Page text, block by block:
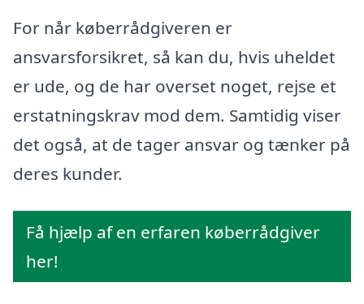
For når køberrådgiveren er
ansvarsforsikret, så kan du, hvis uheldet
er ude, og de har overset noget, rejse et
erstatningskrav mod dem. Samtidig viser
det også, at de tager ansvar og tænker på
deres kunder.
Få hjælp af en erfaren køberrådgiver
her!